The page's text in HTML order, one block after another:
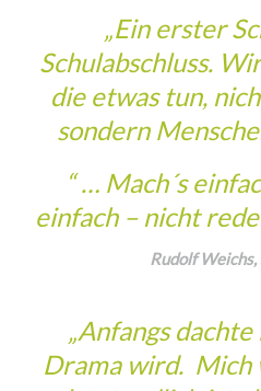
„Ein erster
Schulabschluss.
die etwas tun,
sondern
“ … Mach´s
einfach – nicht
Rudolf
„Anfangs dachte
Drama wird. Mich